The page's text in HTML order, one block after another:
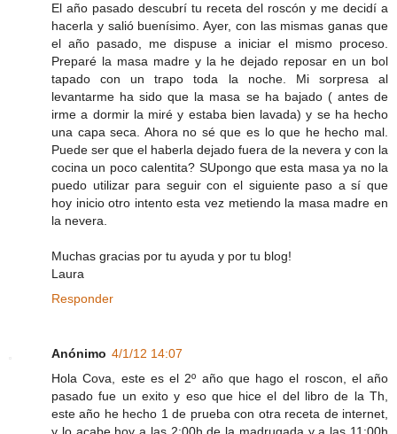
El año pasado descubrí tu receta del roscón y me decidí a
hacerla y salió buenísimo. Ayer, con las mismas ganas que
el año pasado, me dispuse a iniciar el mismo proceso.
Preparé la masa madre y la he dejado reposar en un bol
tapado con un trapo toda la noche. Mi sorpresa al
levantarme ha sido que la masa se ha bajado ( antes de
irme a dormir la miré y estaba bien lavada) y se ha hecho
una capa seca. Ahora no sé que es lo que he hecho mal.
Puede ser que el haberla dejado fuera de la nevera y con la
cocina un poco calentita? SUpongo que esta masa ya no la
puedo utilizar para seguir con el siguiente paso a sí que
hoy inicio otro intento esta vez metiendo la masa madre en
la nevera.
Muchas gracias por tu ayuda y por tu blog!
Laura
Responder
Anónimo 4/1/12 14:07
Hola Cova, este es el 2º año que hago el roscon, el año
pasado fue un exito y eso que hice el del libro de la Th,
este año he hecho 1 de prueba con otra receta de internet,
y lo acabe hoy a las 2:00h de la madrugada y a las 11:00h